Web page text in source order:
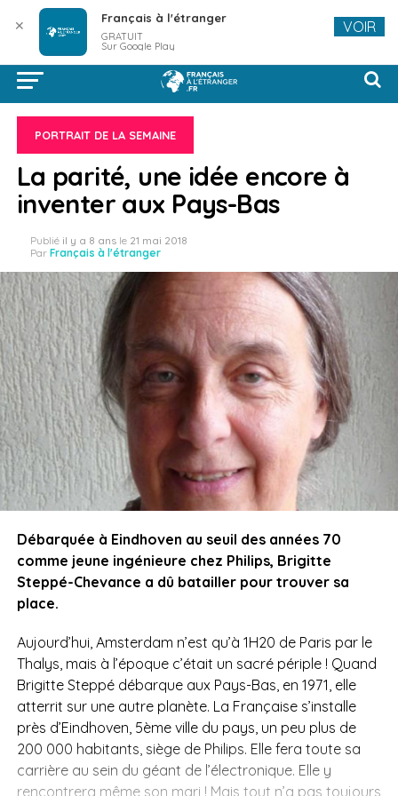
PORTRAIT DE LA SEMAINE
La parité, une idée encore à
inventer aux Pays-Bas
Publié il y a 8 ans le 21 mai 2018
Par Français à l'étranger
Débarquée à Eindhoven au seuil des années 70
comme jeune ingénieure chez Philips, Brigitte
Steppé-Chevance a dû batailler pour trouver sa
place.
Aujourd’hui, Amsterdam n’est qu’à 1H20 de Paris par le
Thalys, mais à l’époque c’était un sacré périple ! Quand
Brigitte Steppé débarque aux Pays-Bas, en 1971, elle
atterrit sur une autre planète. La Française s’installe
près d’Eindhoven, 5ème ville du pays, un peu plus de
200 000 habitants, siège de Philips. Elle fera toute sa
carrière au sein du géant de l’électronique. Elle y
rencontrera même son mari ! Mais tout n’a pas toujours
✕ Français à l'étranger
GRATUIT
Sur Google Play
VOIR